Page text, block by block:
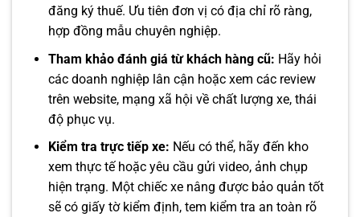
đăng ký thuế. Ưu tiên đơn vị có địa chỉ rõ ràng,
hợp đồng mẫu chuyên nghiệp.
Tham khảo đánh giá từ khách hàng cũ: Hãy hỏi
các doanh nghiệp lân cận hoặc xem các review
trên website, mạng xã hội về chất lượng xe, thái
độ phục vụ.
Kiểm tra trực tiếp xe: Nếu có thể, hãy đến kho
xem thực tế hoặc yêu cầu gửi video, ảnh chụp
hiện trạng. Một chiếc xe nâng được bảo quản tốt
sẽ có giấy tờ kiểm định, tem kiểm tra an toàn rõ